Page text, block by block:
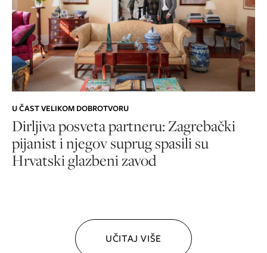
U ČAST VELIKOM DOBROTVORU
Dirljiva posveta partneru: Zagrebački
pijanist i njegov suprug spasili su
Hrvatski glazbeni zavod
UČITAJ VIŠE